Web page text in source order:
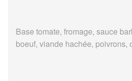
Base tomate, fromage, sauce
boeuf, viande hachée, poivrons,